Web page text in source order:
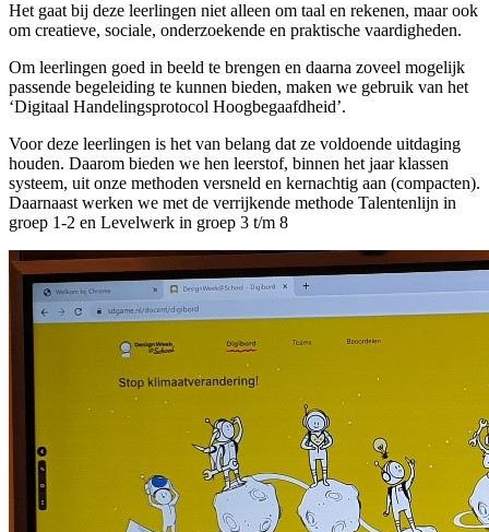
Het gaat bij deze leerlingen niet alleen om taal en rekenen, maar ook
om creatieve, sociale, onderzoekende en praktische vaardigheden.
Om leerlingen goed in beeld te brengen en daarna zoveel mogelijk
passende begeleiding te kunnen bieden, maken we gebruik van het
‘Digitaal Handelingsprotocol Hoogbegaafdheid’.
Voor deze leerlingen is het van belang dat ze voldoende uitdaging
houden. Daarom bieden we hen leerstof, binnen het jaar klassen
systeem, uit onze methoden versneld en kernachtig aan (compacten).
Daarnaast werken we met de verrijkende methode Talentenlijn in
groep 1-2 en Levelwerk in groep 3 t/m 8